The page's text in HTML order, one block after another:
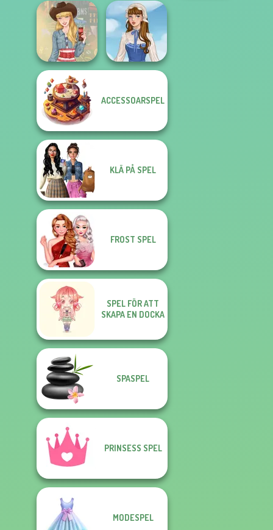
Dress To Impress
Back To Schoo...
Centaur
Princesses
Americana
ACCESSOARSPEL
KLÄ PÅ SPEL
FROST SPEL
SPEL FÖR ATT
SKAPA EN DOCKA
SPASPEL
PRINSESS SPEL
MODESPEL